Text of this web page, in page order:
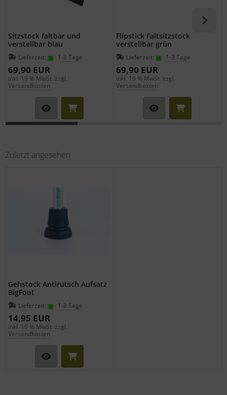
Sitzstock faltbar und
verstellbar blau
Lieferzeit: 1-3 Tage
69,90 EUR
inkl. 19 % MwSt. zzgl.
Versandkosten
Flipstick Faltsitzstock
verstellbar grün
Lieferzeit: 1-3 Tage
69,90 EUR
inkl. 19 % MwSt. zzgl.
Versandkosten
Zuletzt angesehen
Gehstock Antirutsch Aufsatz
BigFoot
Lieferzeit: 1-3 Tage
14,95 EUR
inkl. 19 % MwSt. zzgl.
Versandkosten